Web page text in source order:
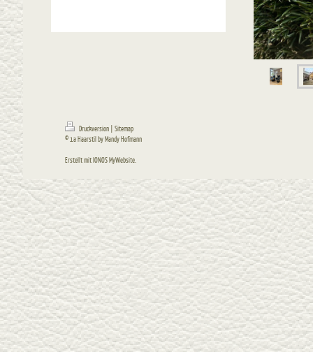
Druckversion | Sitemap
© 1a Haarstil by Mandy Hofmann
Erstellt mitIONOS MyWebsite.